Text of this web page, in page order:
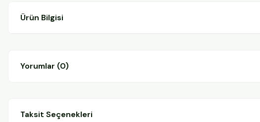
Ürün Bilgisi
Yorumlar (0)
Taksit Seçenekleri